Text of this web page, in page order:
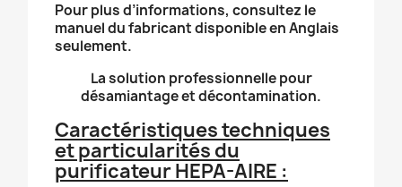
Pour plus d’informations, consultez le
manuel du fabricant disponible en Anglais
seulement.
La solution professionnelle pour
désamiantage et décontamination.
Caractéristiques techniques
et particularités du
purificateur HEPA-AIRE :